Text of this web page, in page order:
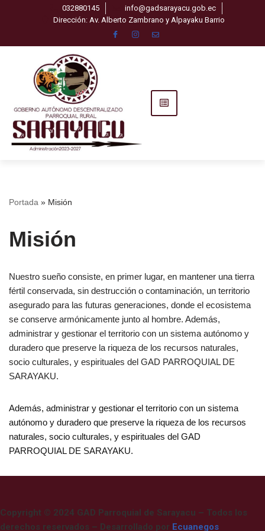
al
032880145
info@gadsarayacu.gob.ec
Dirección: Av. Alberto Zambrano y Alpayaku Barrio
Portada » Misión
Misión
Nuestro sueño consiste, en primer lugar, en mantener una tierra
fértil conservada, sin destrucción o contaminación, un territorio
asegurado para las futuras generaciones, donde el ecosistema
se conserve armónicamente junto al hombre. Además,
administrar y gestionar el territorio con un sistema autónomo y
duradero que preserve la riqueza de los recursos naturales,
socio culturales, y espirituales del GAD PARROQUIAL DE
SARAYAKU.
Además, administrar y gestionar el territorio con un sistema
autónomo y duradero que preserve la riqueza de los recursos
naturales, socio culturales, y espirituales del GAD
PARROQUIAL DE SARAYAKU.
Copyright © 2024 GAD Parroquial de Sarayacu – Todos los
derechos reservados – Desarrollado por Ecuanegos